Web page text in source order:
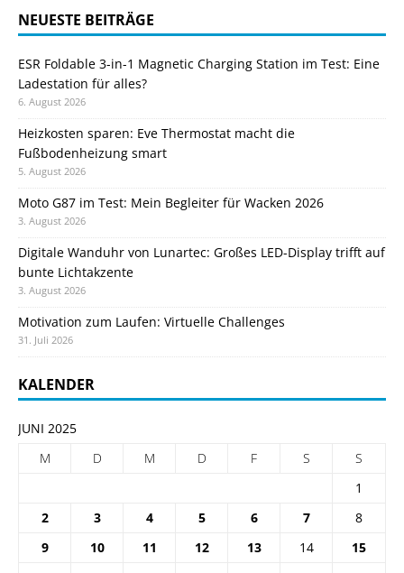
NEUESTE BEITRÄGE
ESR Foldable 3-in-1 Magnetic Charging Station im Test: Eine
Ladestation für alles?
6. August 2026
Heizkosten sparen: Eve Thermostat macht die
Fußbodenheizung smart
5. August 2026
Moto G87 im Test: Mein Begleiter für Wacken 2026
3. August 2026
Digitale Wanduhr von Lunartec: Großes LED-Display trifft auf
bunte Lichtakzente
3. August 2026
Motivation zum Laufen: Virtuelle Challenges
31. Juli 2026
KALENDER
JUNI 2025
M
D M D F S
S
1
2
3 4 5 6 7
8
9
10 11 12 13 14
15